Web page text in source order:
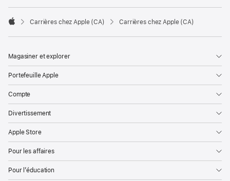

Carrières chez Apple (CA) Carrières chez Apple (CA)
Magasiner et explorer
Portefeuille Apple
Compte
Divertissement
Apple Store
Pour les affaires
Pour l’éducation